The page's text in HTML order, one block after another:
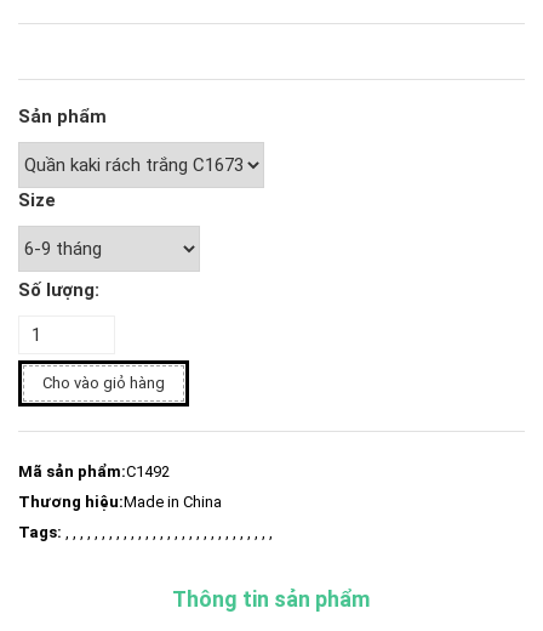
Sản phẩm
Size
Số lượng:
Cho vào giỏ hàng
Mã sản phẩm:C1492
Thương hiệu:Made in China
Tags: , , , , , , , , , , , , , , , , , , , , , , , , , , , , ,
Thông tin sản phẩm